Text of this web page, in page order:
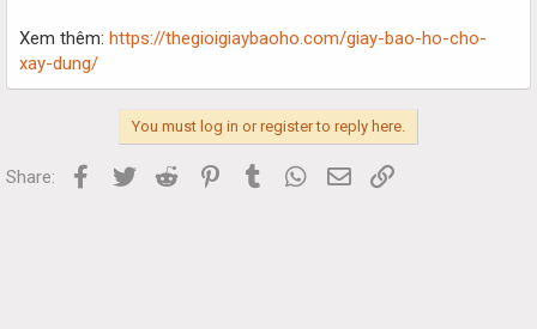
Xem thêm: https://thegioigiaybaoho.com/giay-bao-ho-cho-
xay-dung/
You must log in or register to reply here.
Share: Facebook
Twitter Reddit PinterestTumblr WhatsApp
Email